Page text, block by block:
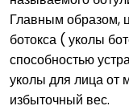
Главным образом,
ботокса ( уколы
способностью
уколы для лица от
избыточный вес.